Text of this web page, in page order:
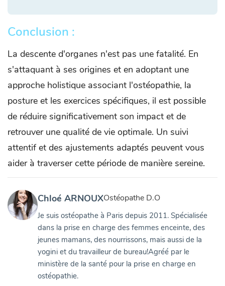
Conclusion :
La descente d'organes n'est pas une fatalité. En
s'attaquant à ses origines et en adoptant une
approche holistique associant l'ostéopathie, la
posture et les exercices spécifiques, il est possible
de réduire significativement son impact et de
retrouver une qualité de vie optimale. Un suivi
attentif et des ajustements adaptés peuvent vous
aider à traverser cette période de manière sereine.
Chloé ARNOUXOstéopathe D.O
Je suis ostéopathe à Paris depuis 2011. Spécialisée
dans la prise en charge des femmes enceinte, des
jeunes mamans, des nourrissons, mais aussi de la
yogini et du travailleur de bureau!Agréé par le
ministère de la santé pour la prise en charge en
ostéopathie.